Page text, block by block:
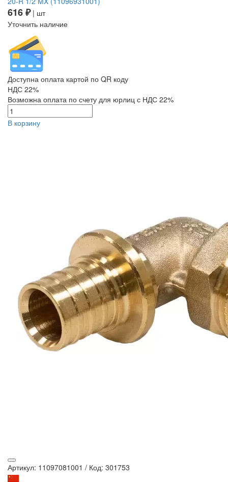
616 ₽| шт
Уточнить наличие
Доступна оплата картой по QR коду
НДС 22%
Возможна оплата по счету для юрлиц с НДС 22%
В корзину
Артикул: 11097081001 / Код: 301753